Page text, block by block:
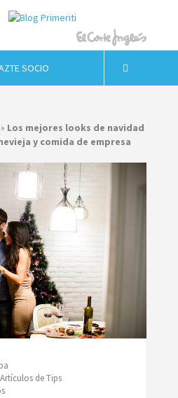
SOCIO
» Los mejores looks de navidad
y comida de empresa
Artículos de Tips
en